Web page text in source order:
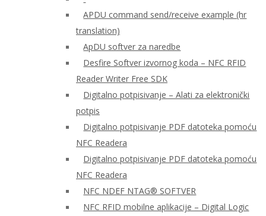
APDU command send/receive example (hr
translation)
ApDU softver za naredbe
Desfire Softver izvornog koda – NFC RFID
Reader Writer Free SDK
Digitalno potpisivanje – Alati za elektronički
potpis
Digitalno potpisivanje PDF datoteka pomoću
NFC Readera
Digitalno potpisivanje PDF datoteka pomoću
NFC Readera
NFC NDEF NTAG® SOFTVER
NFC RFID mobilne aplikacije – Digital Logic